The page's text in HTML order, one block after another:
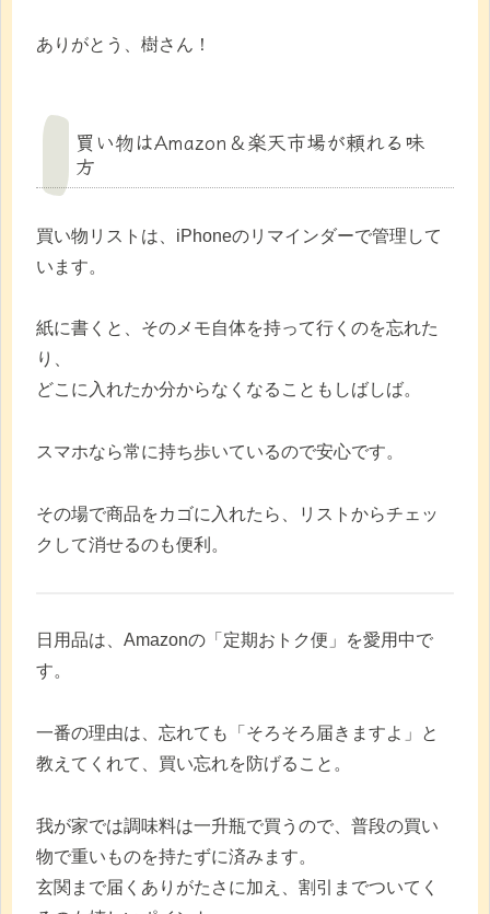
ありがとう、樹さん！
買い物はAmazon＆楽天市場が頼れる味
方
買い物リストは、iPhoneのリマインダーで管理して
います。
紙に書くと、そのメモ自体を持って行くのを忘れた
り、
どこに入れたか分からなくなることもしばしば。
スマホなら常に持ち歩いているので安心です。
その場で商品をカゴに入れたら、リストからチェッ
クして消せるのも便利。
日用品は、Amazonの「定期おトク便」を愛用中で
す。
一番の理由は、忘れても「そろそろ届きますよ」と
教えてくれて、買い忘れを防げること。
我が家では調味料は一升瓶で買うので、普段の買い
物で重いものを持たずに済みます。
玄関まで届くありがたさに加え、割引までついてく